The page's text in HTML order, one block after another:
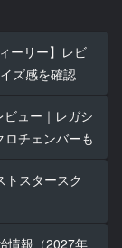
ーリー】レビ
ズ感を確認
ュー｜レガシ
チェンバーも
トスタースク
情報（2027年